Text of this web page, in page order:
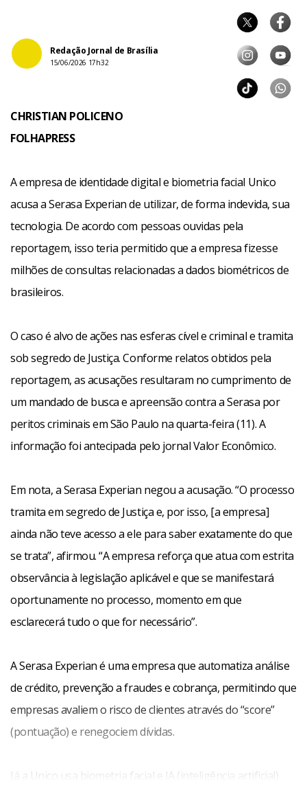
Redação Jornal de Brasília
15/06/2026 17h32
CHRISTIAN POLICENO
FOLHAPRESS
A empresa de identidade digital e biometria facial Unico
acusa a Serasa Experian de utilizar, de forma indevida, sua
tecnologia. De acordo com pessoas ouvidas pela
reportagem, isso teria permitido que a empresa fizesse
milhões de consultas relacionadas a dados biométricos de
brasileiros.
O caso é alvo de ações nas esferas cível e criminal e tramita
sob segredo de Justiça. Conforme relatos obtidos pela
reportagem, as acusações resultaram no cumprimento de
um mandado de busca e apreensão contra a Serasa por
peritos criminais em São Paulo na quarta-feira (11). A
informação foi antecipada pelo jornal Valor Econômico.
Em nota, a Serasa Experian negou a acusação. “O processo
tramita em segredo de Justiça e, por isso, [a empresa]
ainda não teve acesso a ele para saber exatamente do que
se trata”, afirmou. “A empresa reforça que atua com estrita
observância à legislação aplicável e que se manifestará
oportunamente no processo, momento em que
esclarecerá tudo o que for necessário”.
A Serasa Experian é uma empresa que automatiza análise
de crédito, prevenção a fraudes e cobrança, permitindo que
empresas avaliem o risco de clientes através do “score”
(pontuação) e renegociem dívidas.
Já a Unico usa biometria facial e IA (inteligência artificial)